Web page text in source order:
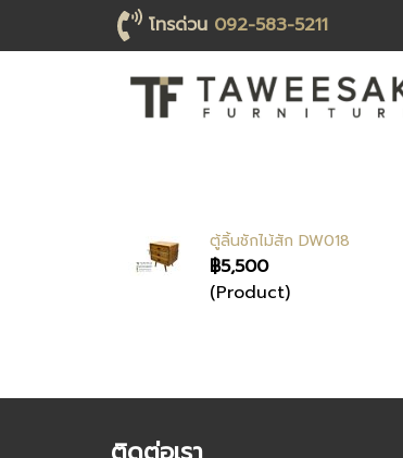
โทรด่วน 092-583-5211
ตู้ลิ้นชักไม้สัก DW018
฿5,500
(Product)